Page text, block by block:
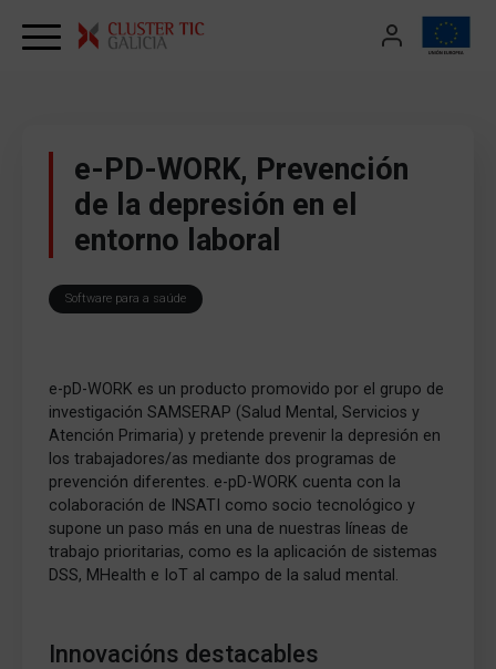
e-PD-WORK, Prevención
de la depresión en el
entorno laboral
Software para a saúde
e-pD-WORK es un producto promovido por el grupo de
investigación SAMSERAP (Salud Mental, Servicios y
Atención Primaria) y pretende prevenir la depresión en
los trabajadores/as mediante dos programas de
prevención diferentes. e-pD-WORK cuenta con la
colaboración de INSATI como socio tecnológico y
supone un paso más en una de nuestras líneas de
trabajo prioritarias, como es la aplicación de sistemas
DSS, MHealth e IoT al campo de la salud mental.
Innovacións destacables